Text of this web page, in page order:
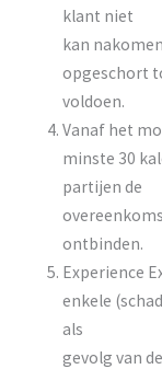
klant niet
kan
opgeschort
voldoen.
Vanaf het
minste 30
partijen de
ontbinden.
Experience
enkele
als
gevolg van